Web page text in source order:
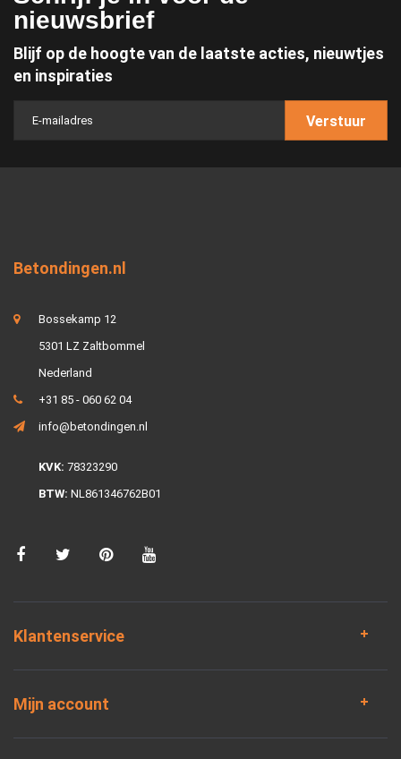
nieuwsbrief
Blijf op de hoogte van de laatste acties, nieuwtjes
en inspiraties
Verstuur
Betondingen.nl
Bossekamp 12
5301 LZ Zaltbommel
Nederland
+31 85 - 060 62 04
info@betondingen.nl
KVK: 78323290
BTW: NL861346762B01
Klantenservice
Mijn account